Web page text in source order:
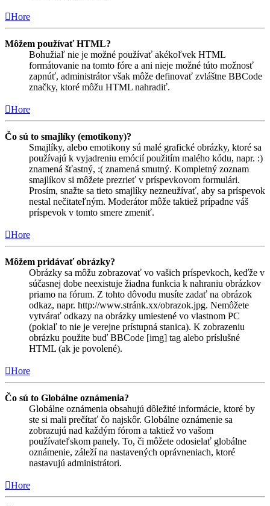
Hore
Môžem používať HTML?
Bohužiaľ nie je možné používať akékoľvek HTML
formátovanie na tomto fóre a ani nieje možné túto možnosť
zapnúť, administrátor však môže definovať zvláštne BBCode
značky, ktoré môžu HTML nahradiť.
Hore
Čo sú to smajlíky (emotikony)?
Smajlíky, alebo emotikony sú malé grafické obrázky, ktoré sa
používajú k vyjadreniu emócií použitím malého kódu, napr. :)
znamená šťastný, :( znamená smutný. Kompletný zoznam
smajlíkov si môžete prezrieť v príspevkovom formulári.
Prosím, snažte sa tieto smajlíky nezneužívať, aby sa príspevok
nestal nečitateľným. Moderátor môže taktiež prípadne váš
príspevok v tomto smere zmeniť.
Hore
Môžem pridávať obrázky?
Obrázky sa môžu zobrazovať vo vašich príspevkoch, keďže v
súčasnej dobe neexistuje žiadna funkcia k nahraniu obrázkov
priamo na fórum. Z tohto dôvodu musíte zadať na obrázok
odkaz, napr. http://www.stránk.xx/obrazok.jpg. Nemôžete
vytvárať odkazy na obrázky umiestené vo vlastnom PC
(pokiaľ to nie je verejne prístupná stanica). K zobrazeniu
obrázku použite buď BBCode [img] tag alebo príslušné
HTML (ak je povolené).
Hore
Čo sú to Globálne oznámenia?
Globálne oznámenia obsahujú dôležité informácie, ktoré by
ste si mali prečítať čo najskôr. Globálne oznámenie sa
zobrazujú nad každým fórom a taktiež vo vašom
používateľskom panely. To, či môžete odosielať globálne
oznámenie, záleží na nastavených oprávneniach, ktoré
nastavujú administrátori.
Hore